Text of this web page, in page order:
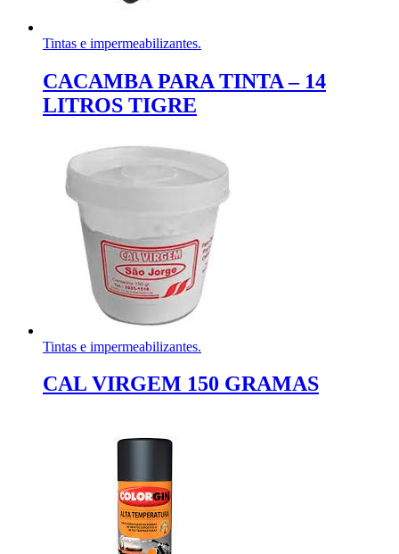
Tintas e impermeabilizantes.
CACAMBA PARA TINTA – 14
LITROS TIGRE
Tintas e impermeabilizantes.
CAL VIRGEM 150 GRAMAS